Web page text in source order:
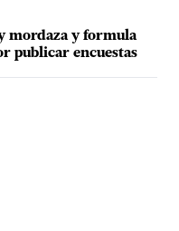
mordaza y formula
publicar encuestas